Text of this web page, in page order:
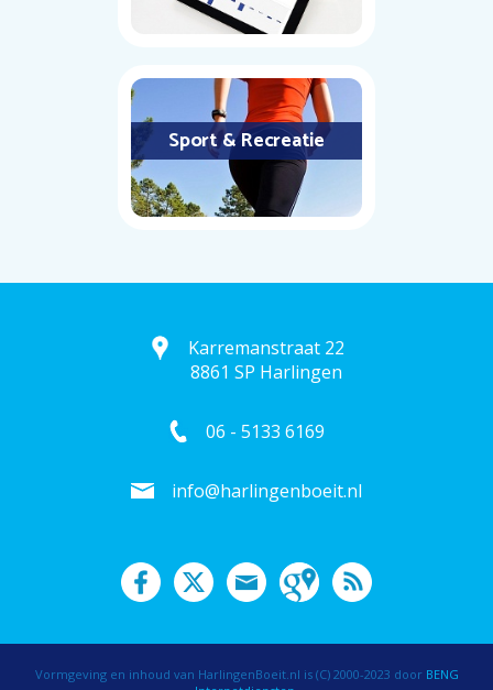
Sport & Recreatie
Karremanstraat 22
8861 SP Harlingen
06 - 5133 6169
info@harlingenboeit.nl
Vormgeving en inhoud van HarlingenBoeit.nl is (C) 2000-2023 door BENG